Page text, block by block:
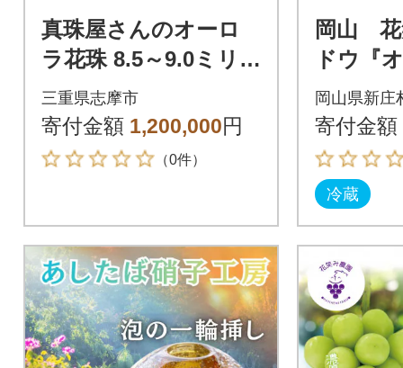
真珠屋さんのオーロ
ラ花珠 8.5～9.0ミリ
アコヤ本真珠ネック
レス ピアスセット
三重県志摩市
寄付金額 1,200,000円
（0件）
岡山 花
ドウ『
ック』
岡山県新庄
寄付金額
冷蔵